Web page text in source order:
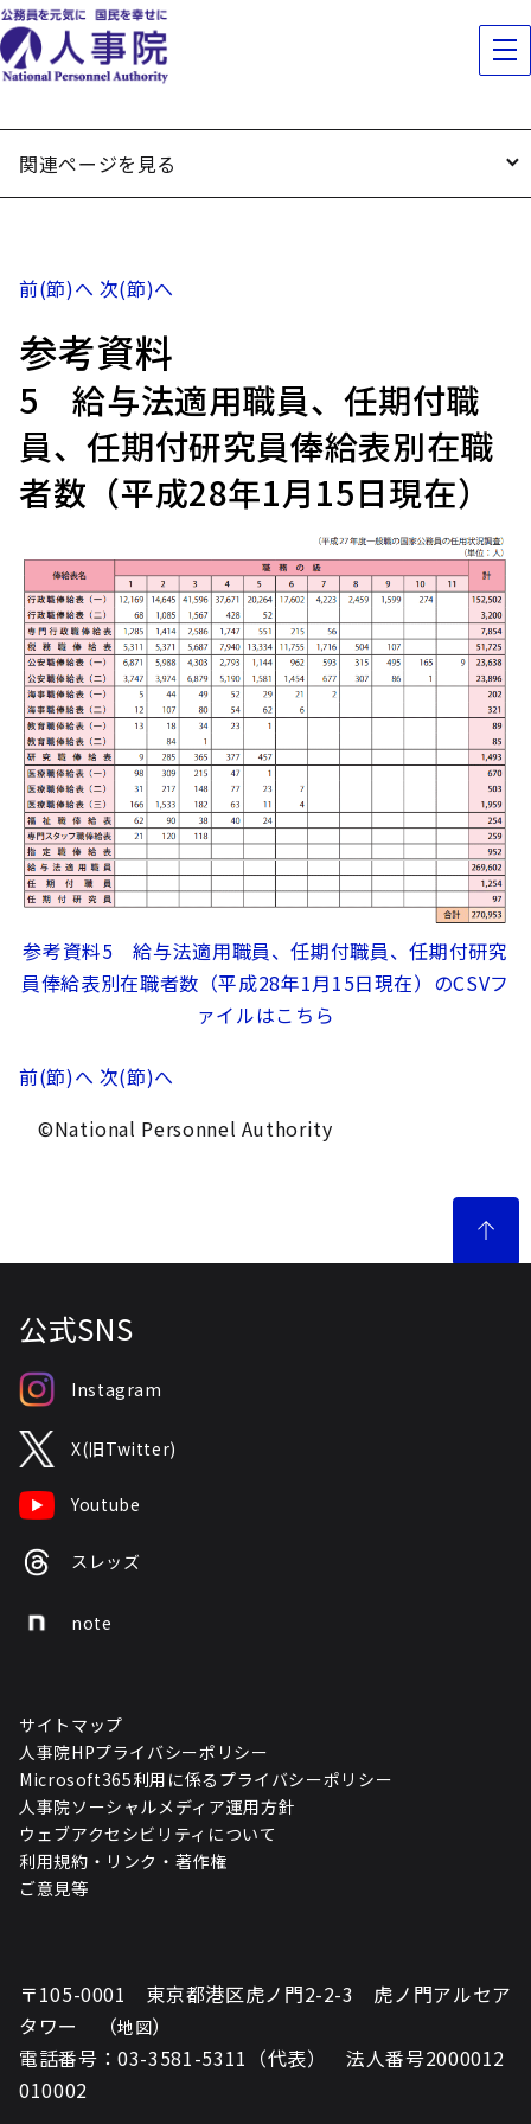
関連ページを見る
前(節)へ 次(節)へ
参考資料
5 給与法適用職員、任期付職
員、任期付研究員俸給表別在職
者数（平成28年1月15日現在）
参考資料5 給与法適用職員、任期付職員、任期付研究
員俸給表別在職者数（平成28年1月15日現在）のCSVフ
ァイルはこちら
前(節)へ 次(節)へ
©National Personnel Authority
公式SNS
Instagram
X(旧Twitter)
Youtube
スレッズ
note
サイトマップ
人事院HPプライバシーポリシー
Microsoft365利用に係るプライバシーポリシー
人事院ソーシャルメディア運用方針
ウェブアクセシビリティについて
利用規約・リンク・著作権
ご意見等
〒105-0001 東京都港区虎ノ門2-2-3 虎ノ門アルセア
タワー （地図）
電話番号：03-3581-5311（代表） 法人番号2000012
010002